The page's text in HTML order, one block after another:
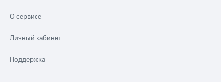
О сервисе
Личный кабинет
Поддержка